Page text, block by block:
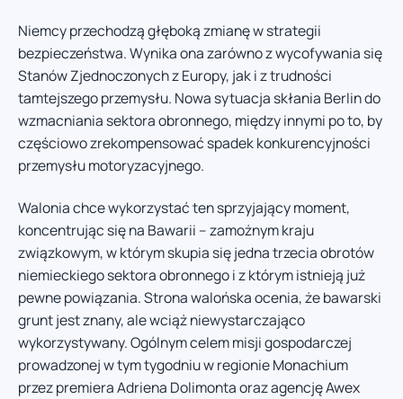
Niemcy przechodzą głęboką zmianę w strategii
bezpieczeństwa. Wynika ona zarówno z wycofywania się
Stanów Zjednoczonych z Europy, jak i z trudności
tamtejszego przemysłu. Nowa sytuacja skłania Berlin do
wzmacniania sektora obronnego, między innymi po to, by
częściowo zrekompensować spadek konkurencyjności
przemysłu motoryzacyjnego.
Walonia chce wykorzystać ten sprzyjający moment,
koncentrując się na Bawarii – zamożnym kraju
związkowym, w którym skupia się jedna trzecia obrotów
niemieckiego sektora obronnego i z którym istnieją już
pewne powiązania. Strona walońska ocenia, że bawarski
grunt jest znany, ale wciąż niewystarczająco
wykorzystywany. Ogólnym celem misji gospodarczej
prowadzonej w tym tygodniu w regionie Monachium
przez premiera Adriena Dolimonta oraz agencję Awex